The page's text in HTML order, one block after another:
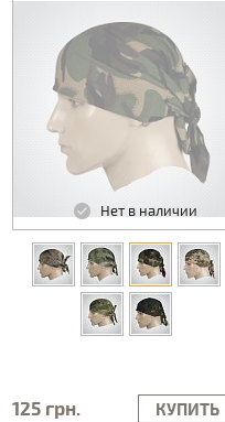
Нет в наличии
125 грн. КУПИТЬ